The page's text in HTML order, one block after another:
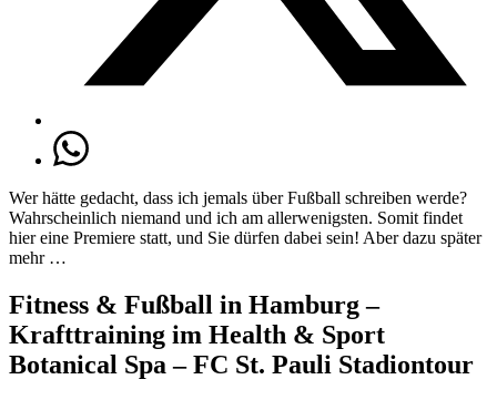
Wer hätte gedacht, dass ich jemals über Fußball schreiben werde?
Wahrscheinlich niemand und ich am allerwenigsten. Somit findet
hier eine Premiere statt, und Sie dürfen dabei sein! Aber dazu später
mehr …
Fitness & Fußball in Hamburg –
Krafttraining im Health & Sport
Botanical Spa – FC St. Pauli Stadiontour